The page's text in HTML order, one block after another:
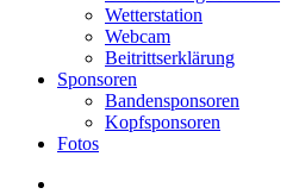
Wetterstation
Webcam
Beitrittserklärung
Sponsoren
Bandensponsoren
Kopfsponsoren
Fotos